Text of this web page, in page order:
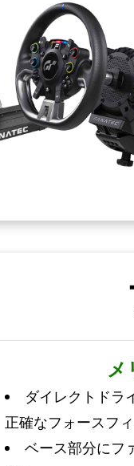
メ
ダイレクトドラ
正確なフォースフ
ベース部分にフ